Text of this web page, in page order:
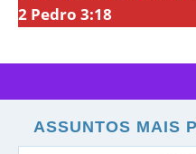
2 Pedro 3:18
ASSUNTOS MAIS